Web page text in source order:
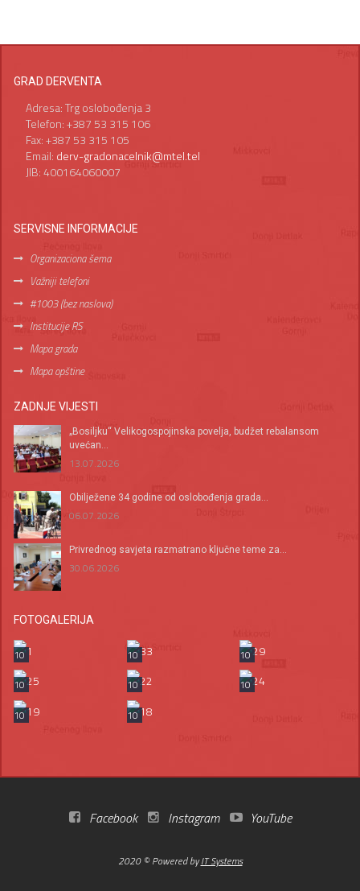
GRAD DERVENTA
Adresa: Trg oslobođenja 3
Telefon: +387 53 315 106
Fax: +387 53 315 105
Email: derv-gradonacelnik@mtel.tel
JIB: 400164060007
SERVISNE INFORMACIJE
Organizaciona šema
Važniji telefoni
#1003 (bez naslova)
Institucije RS
Mapa grada
Mapa opštine
ZADNJE VIJESTI
„Bosiljku“ Velikogospojinska povelja, budžet rebalansom
uvećan...
13.07.2026
Оbilježene 34 godine od oslobođenja grada...
06.07.2026
Privrednog savjeta razmatrano ključne teme za...
30.06.2026
FOTOGALERIJA
10 10
10
10
10
10
10
10
Facebook Instagram YouTube
2020 © Powered byIT Systems